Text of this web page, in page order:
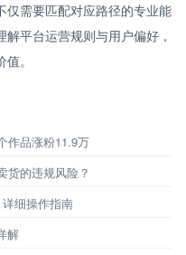
仅需要匹配对应路径的专业能
平台运营规则与用户偏好，
。
作品涨粉11.9万
货的违规风险？
细操作指南
解